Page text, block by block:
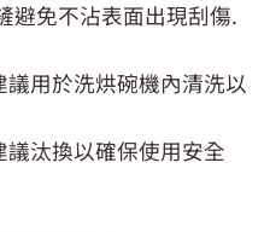
免不沾表面出現刮傷.
用於洗烘碗機內清洗以
汰換以確保使用安全